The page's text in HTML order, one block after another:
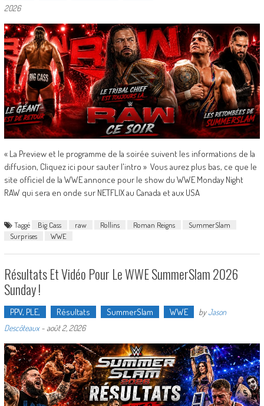
2026
« La Preview et le programme de la soirée suivent les informations de la
diffusion, Cliquez ici pour sauter l'intro » Vous aurez plus bas, ce que le
site officiel de la WWE annonce pour le show du WWE Monday Night
RAW qui sera en onde sur NETFLIX au Canada et aux USA
Taggé Big Cass raw Rollins Roman Reigns
SummerSlam
Surprises
WWE
Résultats Et Vidéo Pour Le WWE SummerSlam 2026
Sunday !
PPV, PLE, Résultats SummerSlam WWE byJason
Descôteaux- août 2, 2026